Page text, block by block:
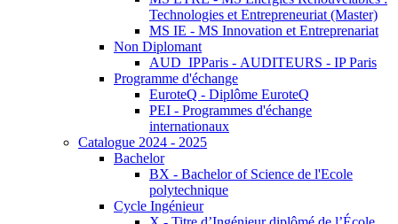
Technologies et Entrepreneuriat (Master)
MS IE - MS Innovation et Entreprenariat
Non Diplomant
AUD_IPParis - AUDITEURS - IP Paris
Programme d'échange
EuroteQ - Diplôme EuroteQ
PEI - Programmes d'échange
internationaux
Catalogue 2024 - 2025
Bachelor
BX - Bachelor of Science de l'Ecole
polytechnique
Cycle Ingénieur